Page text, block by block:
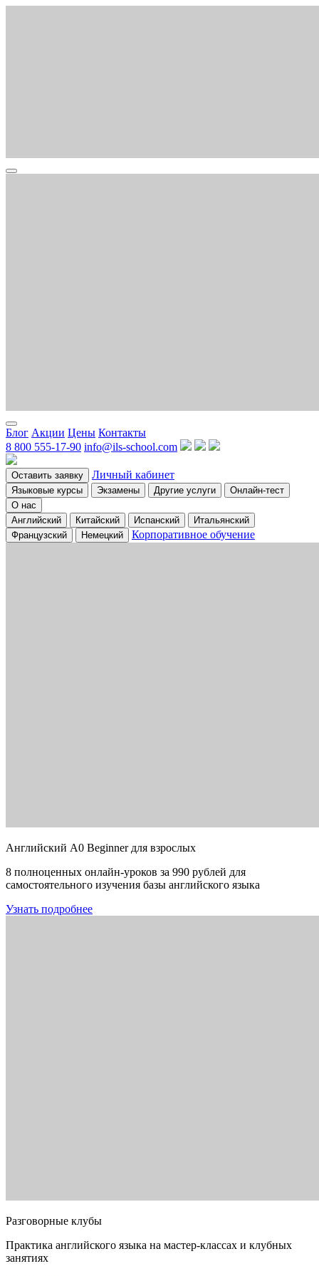
Блог Акции Цены Контакты
8 800 555-17-90 info@ils-school.com
Оставить заявку Личный кабинет
Языковые курсы Экзамены Другие услуги
Онлайн-тест
О нас
Английский
Китайский Испанский
Итальянский
Французский
Немецкий Корпоративное обучение
Английский A0 Beginner для взрослых
8 полноценных онлайн-уроков за 990 рублей для
самостоятельного изучения базы английского языка
Узнать подробнее
Разговорные клубы
Практика английского языка на мастер-классах и клубных
занятиях